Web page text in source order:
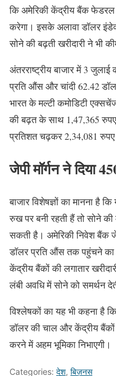
कि अमेरिकी केंद्रीय बैंक फेडरल
करेगा। इसके अलावा डॉलर
सोने की बढ़ती खरीदारी ने भी
अंतरराष्ट्रीय बाजार में 3
प्रति औंस और चांदी 62.42
भारत के मल्टी कमोडिटी
की बढ़त के साथ 1,47,365 रुपए
प्रतिशत चढ़कर 2,34,081 रुपए
जेपी मॉर्गन ने दिया
बाजार विशेषज्ञों का मानना है
रुख पर बनी रहती हैं तो सोने
सकती है। अमेरिकी निवेश बैंक
डॉलर प्रति औंस तक पहुंचने का
केंद्रीय बैंकों की लगातार
लंबी अवधि में सोने को समर्थन
विश्लेषकों का यह भी कहना है
डॉलर की चाल और केंद्रीय बैंकों
करने में अहम भूमिका निभाएगी।
Categories: देश, बिज़नस